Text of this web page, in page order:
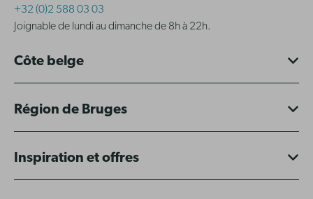
+32 (0)2 588 03 03
Joignable de lundi au dimanche de 8h à 22h.
Côte belge
Région de Bruges
Inspiration et offres